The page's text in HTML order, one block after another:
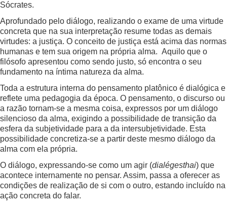
Sócrates.
Aprofundado pelo diálogo, realizando o exame de uma virtude
concreta que na sua interpretação resume todas as demais
virtudes: a justiça. O conceito de justiça está acima das normas
humanas e tem sua origem na própria alma. Aquilo que o
filósofo apresentou como sendo justo, só encontra o seu
fundamento na íntima natureza da alma.
Toda a estrutura interna do pensamento platônico é dialógica e
reflete uma pedagogia da época. O pensamento, o discurso ou
a razão tornam-se a mesma coisa, expressos por um diálogo
silencioso da alma, exigindo a possibilidade de transição da
esfera da subjetividade para a da intersubjetividade. Esta
possibilidade concretiza-se a partir deste mesmo diálogo da
alma com ela própria.
O diálogo, expressando-se como um agir (dialégesthai) que
acontece internamente no pensar. Assim, passa a oferecer as
condições de realização de si com o outro, estando incluído na
ação concreta do falar.